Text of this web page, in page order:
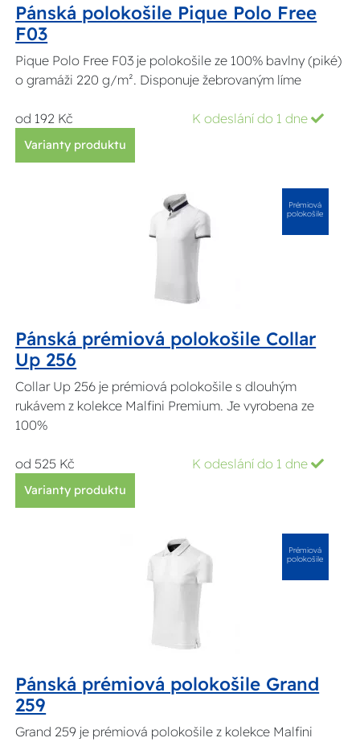
Pánská polokošile Pique Polo Free
F03
Pique Polo Free F03 je polokošile ze 100% bavlny (piké)
o gramáži 220 g/m². Disponuje žebrovaným líme
od 192 Kč K odeslání do 1 dne
Varianty produktu
Prémiová
polokošile
Pánská prémiová polokošile Collar
Up 256
Collar Up 256 je prémiová polokošile s dlouhým
rukávem z kolekce Malfini Premium. Je vyrobena ze
100%
od 525 Kč K odeslání do 1 dne
Varianty produktu
Prémiová
polokošile
Pánská prémiová polokošile Grand
259
Grand 259 je prémiová polokošile z kolekce Malfini